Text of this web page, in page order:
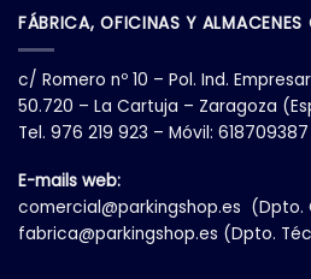
pueden
elegir
en
la
página
producto
FÁBRICA, OFICINAS Y ALMACENES
c/ Romero nº 10 – Pol. Ind.
50.720 – La Cartuja – Zaragoza
Tel. 976 219 923 – Móvil:
E-mails web:
comercial@parkingshop.es (Dpto.
fabrica@parkingshop.es (Dpto.